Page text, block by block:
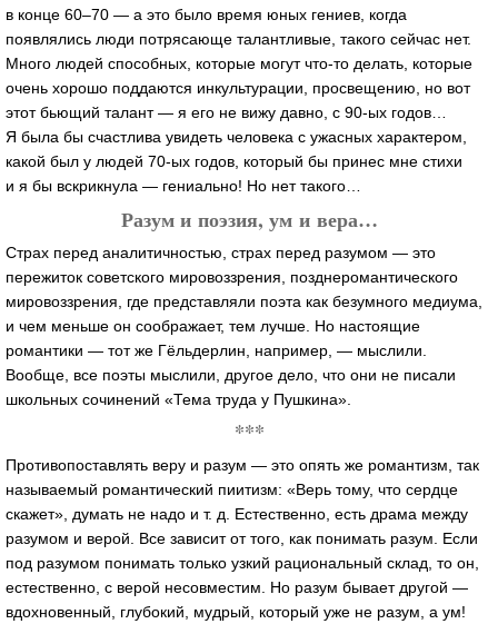
в конце 60–70 — а это было время юных гениев, когда
появлялись люди потрясающе талантливые, такого сейчас нет.
Много людей способных, которые могутчто-то делать, которые
очень хорошо поддаются инкультурации, просвещению, но вот
этот бьющий талант — я его не вижу давно, с 90-ых годов…
Я была бы счастлива увидеть человека с ужасных характером,
какой был у людей 70-ых годов, который бы принес мне стихи
и я бы вскрикнула — гениально! Но нет такого…
Разум и поэзия, ум и вера…
Страх перед аналитичностью, страх перед разумом — это
пережиток советского мировоззрения, позднеромантического
мировоззрения, где представляли поэта как безумного медиума,
и чем меньше он соображает, тем лучше. Но настоящие
романтики — тот же Гёльдерлин, например, — мыслили.
Вообще, все поэты мыслили, другое дело, что они не писали
школьных сочинений «Тема труда у Пушкина».
***
Противопоставлять веру и разум — это опять же романтизм, так
называемый романтический пиитизм: «Верь тому, что сердце
скажет», думать не надо и т. д.
Естественно, есть драма между
разумом и верой. Все зависит от того, как понимать разум. Если
под разумом понимать только узкий рациональный склад, то он,
естественно, с верой несовместим. Но разум бывает другой —
вдохновенный, глубокий, мудрый, который уже не разум, а ум!